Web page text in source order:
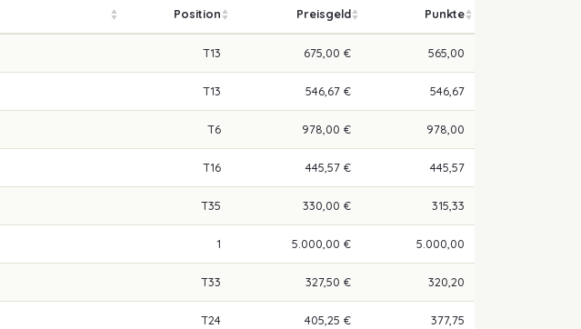
Position Preisgeld Punkte
T13 675,00 € 565,00
T13 546,67 € 546,67
T6 978,00 € 978,00
T16 445,57 € 445,57
T35 330,00 € 315,33
1 5.000,00 € 5.000,00
T33 327,50 € 320,20
T24 405,25 € 377,75